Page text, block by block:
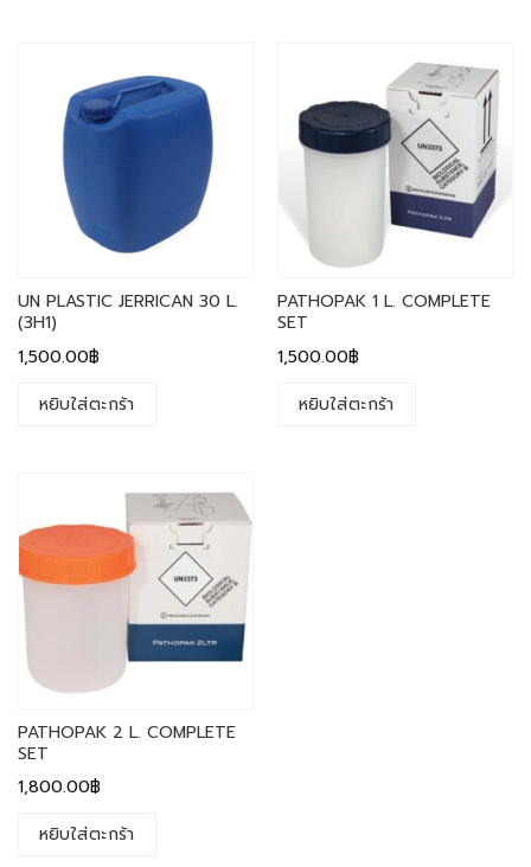
UN PLASTIC JERRICAN 30 L.
(3H1)
1,500.00฿
หยิบใส่ตะกร้า
PATHOPAK 1 L. COMPLETE
SET
1,500.00฿
หยิบใส่ตะกร้า
PATHOPAK 2 L. COMPLETE
SET
1,800.00฿
หยิบใส่ตะกร้า